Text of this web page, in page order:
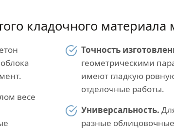
кладочного
весе
Точность
геометрическими
имеют гладкую
отделочные работы.
Универсальность.
разные